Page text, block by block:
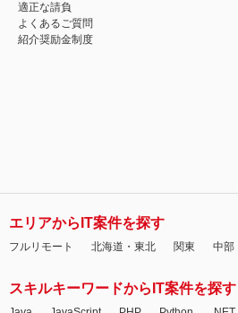
適正な請負
よくあるご質問
紹介奨励金制度
エリアからIT案件を探す
フルリモート 北海道・東北 関東 中部
スキルキーワードからIT案件を探す